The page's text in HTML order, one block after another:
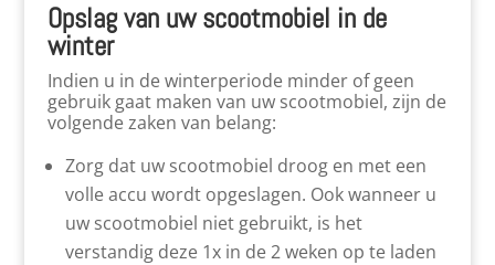
Opslag van uw scootmobiel in de
winter
Indien u in de winterperiode minder of geen
gebruik gaat maken van uw scootmobiel, zijn de
volgende zaken van belang:
Zorg dat uw scootmobiel droog en met een
volle accu wordt opgeslagen. Ook wanneer u
uw scootmobiel niet gebruikt, is het
verstandig deze 1x in de 2 weken op te laden